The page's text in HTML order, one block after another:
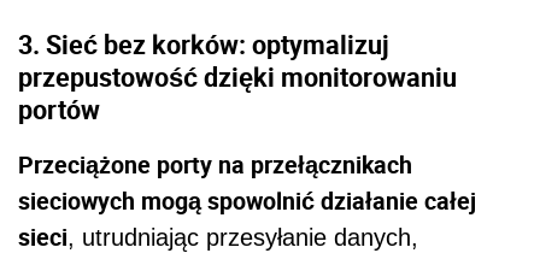
3. Sieć bez korków: optymalizuj
przepustowość dzięki monitorowaniu
portów
Przeciążone porty na przełącznikach
sieciowych mogą spowolnić działanie całej
sieci, utrudniając przesyłanie danych,